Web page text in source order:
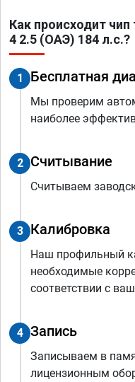
Как происходит
4 2.5 (ОАЭ) 184 л.с.?
1 Бесплатная
Мы проверим
наиболее
2 Считывание
Считываем
3 Калибровка
Наш профильный
необходимые
соответствии с
4 Запись
Записываем в
лицензионным